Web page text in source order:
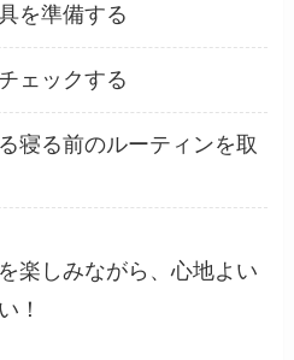
を準備する
ェックする
寝る前のルーティンを取
楽しみながら、心地よい
！